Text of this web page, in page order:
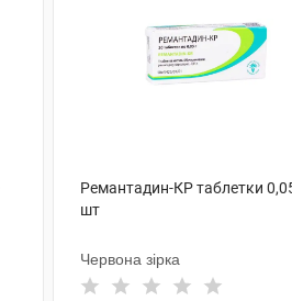
Ремантадин-КР таблетки
шт
Червона зірка